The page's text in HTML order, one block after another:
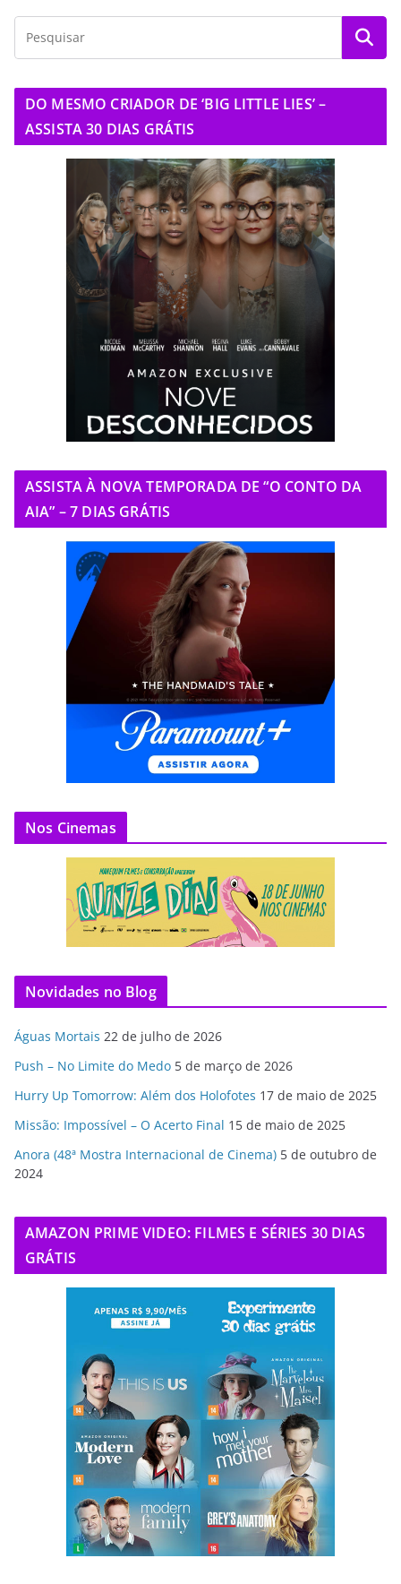
DO MESMO CRIADOR DE ‘BIG LITTLE LIES’ –
ASSISTA 30 DIAS GRÁTIS
ASSISTA À NOVA TEMPORADA DE “O CONTO DA
AIA” – 7 DIAS GRÁTIS
Nos Cinemas
Novidades no Blog
Águas Mortais 22 de julho de 2026
Push – No Limite do Medo 5 de março de 2026
Hurry Up Tomorrow: Além dos Holofotes 17 de maio de 2025
Missão: Impossível – O Acerto Final 15 de maio de 2025
Anora (48ª Mostra Internacional de Cinema) 5 de outubro de
2024
AMAZON PRIME VIDEO: FILMES E SÉRIES 30 DIAS
GRÁTIS